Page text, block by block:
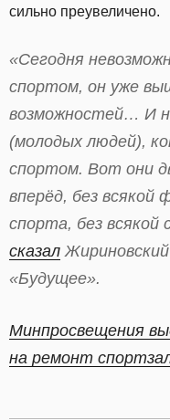
сильно преувеличено.
«Сегодня
спортом, он уже
возможностей… И
(молодых людей),
спортом. Вот они
вперёд, без всякой
спорта, без всякой
сказал
«Будущее».
Минпросвещения
на ремонт